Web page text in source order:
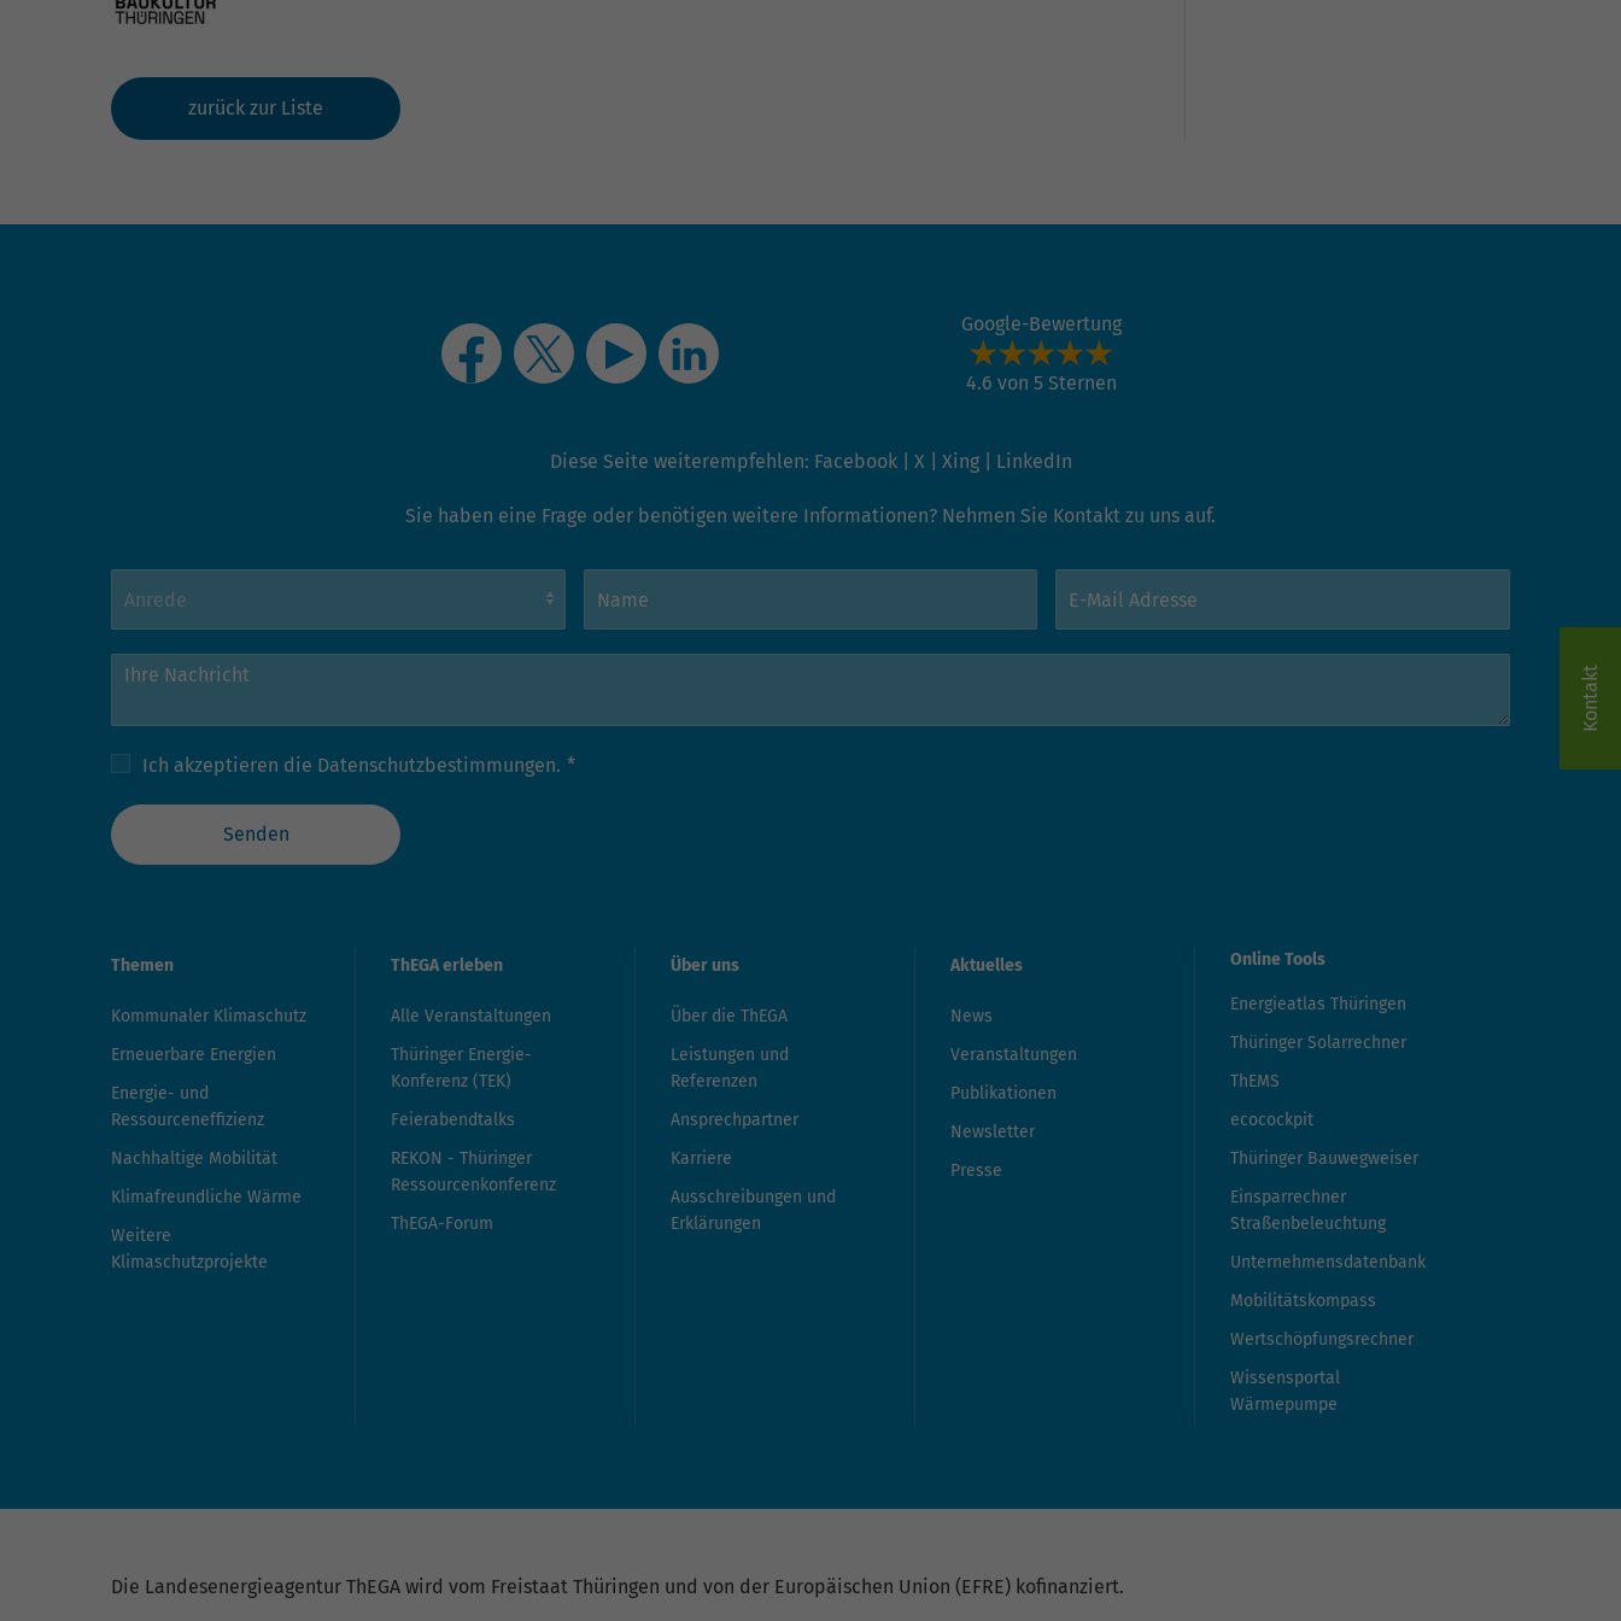
zurück zur Liste
Google-Bewertung
4.6 von 5 Sternen
Diese Seite weiterempfehlen: Facebook| X| Xing| LinkedIn
Sie haben eine Frage oder benötigen weitere Informationen? Nehmen Sie Kontakt zu uns auf.
Ich akzeptieren die Datenschutzbestimmungen. *
Senden
Themen
Kommunaler Klimaschutz
Erneuerbare Energien
Energie- und
Ressourceneffizienz
Nachhaltige Mobilität
Klimafreundliche Wärme
Weitere
Klimaschutzprojekte
ThEGA erleben
Alle Veranstaltungen
Thüringer Energie-
Konferenz (TEK)
Feierabendtalks
REKON - Thüringer
Ressourcenkonferenz
ThEGA-Forum
Über uns
Über die ThEGA
Leistungen und
Referenzen
Ansprechpartner
Karriere
Ausschreibungen und
Erklärungen
Aktuelles
News
Veranstaltungen
Publikationen
Newsletter
Presse
Online Tools
Energieatlas Thüringen
Thüringer Solarrechner
ThEMS
ecocockpit
Thüringer Bauwegweiser
Einsparrechner
Straßenbeleuchtung
Unternehmensdatenbank
Mobilitätskompass
Wertschöpfungsrechner
Wissensportal
Wärmepumpe
Die Landesenergieagentur ThEGA wird vom Freistaat Thüringen und von der Europäischen Union (EFRE) kofinanziert.
Kontakt
vom Mustertyp, bei dem das Musterelement auf
zu sein, das verwendet wird, um die von Google auf
Websites mit hohem Traffic-Aufkommen
aufgezeichnete Datenmenge zu begrenzen.